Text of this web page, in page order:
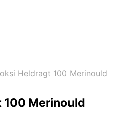
Heldragt 100 Merinould
100 Merinould